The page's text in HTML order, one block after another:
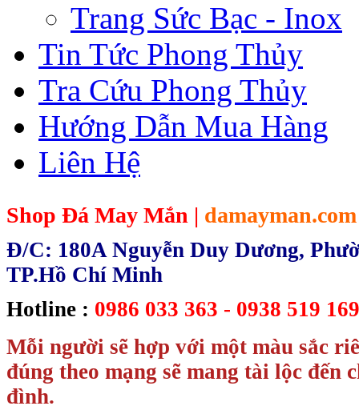
Trang Sức Bạc - Inox
Tin Tức Phong Thủy
Tra Cứu Phong Thủy
Hướng Dẫn Mua Hàng
Liên Hệ
Shop Đá May Mắn | damayman.com
Đ/C: 180A Nguyễn Duy Dương,
TP.Hồ Chí Minh
Hotline : 0986 033 363 - 0938 519
Mỗi người sẽ hợp với một màu sắc
đúng theo mạng sẽ mang tài lộc đến
đình.